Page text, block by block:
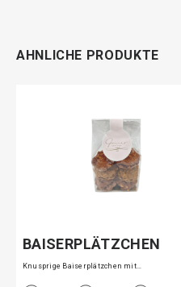
AHNLICHE PRODUKTE
BAISERPLÄTZCHEN
Knusprige Baiserplätzchen mit…